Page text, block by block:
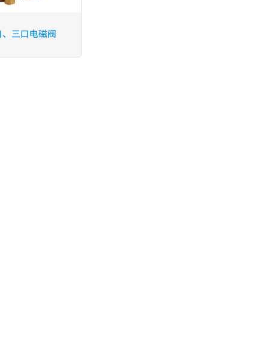
三口电磁阀